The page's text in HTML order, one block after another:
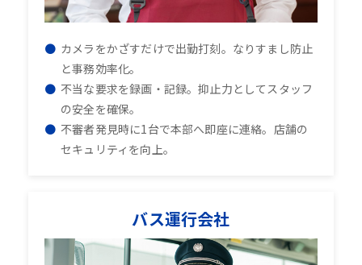
カメラをかざすだけで出勤打刻。なりすまし防止
と事務効率化。
不当な要求を録画・記録。抑止力としてスタッフ
の安全を確保。
不審者発見時に1台で本部へ即座に連絡。店舗の
セキュリティを向上。
バス運行会社